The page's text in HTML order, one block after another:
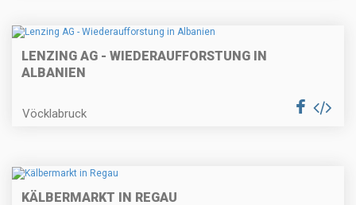
LENZING AG - WIEDERAUFFORSTUNG IN
ALBANIEN
Vöcklabruck
KÄLBERMARKT IN REGAU